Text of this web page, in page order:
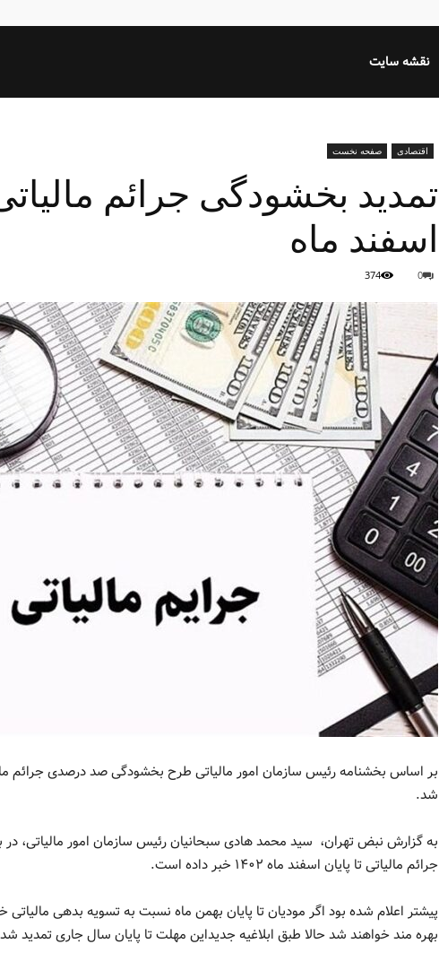
نقشه سایت
اقتصادی صفحه نخست
تمدید بخشودگی جرائم مالیاتی
اسفند ماه
0
374
بر اساس بخشنامه رئیس سازمان امور مالیاتی طرح بخشودگی صد درصدی جرائم
شد.
به گزارش نبض تهران، سید محمد هادی سبحانیان رئیس سازمان امور مالیاتی،
جرائم مالیاتی تا پایان اسفند ماه ۱۴۰۲ خبر داده است.
پیشتر اعلام شده بود اگر مودیان تا پایان بهمن ماه نسبت به تسویه بدهی
بهره مند خواهند شد حالا طبق ابلاغیه جدیداین مهلت تا پایان سال جاری تمدید